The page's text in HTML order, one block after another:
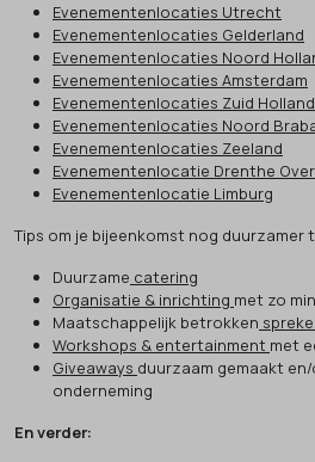
Evenementenlocaties Utrecht
Evenementenlocaties Gelderland
Evenementenlocaties Noord
Evenementenlocaties Amsterdam
Evenementenlocaties Zuid Holland
Evenementenlocaties Noord
Evenementenlocaties Zeeland
Evenementenlocatie Drenthe
Evenementenlocatie Limburg
Tips om je bijeenkomst nog duurzamer
Duurzame catering
Organisatie & inrichting met zo
Maatschappelijk betrokken
Workshops & entertainment met
Giveaways duurzaam gemaakt
onderneming
En verder: